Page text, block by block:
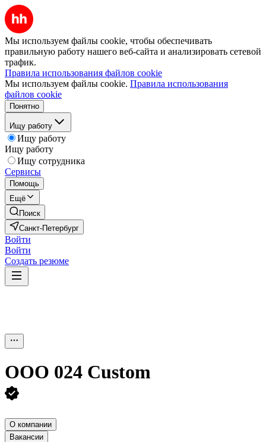
Мы используем файлы cookie, чтобы обеспечивать
правильную работу нашего веб-сайта и анализировать сетевой
трафик.
Правила использования файлов cookie
Мы используем файлы cookie. Правила использования
файлов cookie
Понятно
Ищу работу
Ищу работу
Ищу работу
Ищу сотрудника
Сервисы
Помощь
Ещё
Поиск
Санкт-Петербург
Войти
Войти
Создать резюме
ООО 024 Custom
О компании
Вакансии